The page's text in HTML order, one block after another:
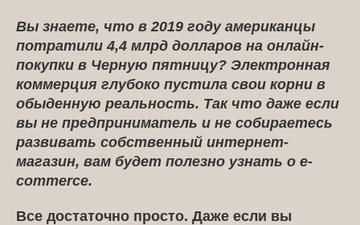
Вы знаете, что в 2019 году американцы
потратили 4,4 млрд долларов на онлайн-
покупки в Черную пятницу? Электронная
коммерция глубоко пустила свои корни в
обыденную реальность. Так что даже если
вы не предприниматель и не собираетесь
развивать собственный интернет-
магазин, вам будет полезно узнать о e-
commerce.
Все достаточно просто. Даже если вы